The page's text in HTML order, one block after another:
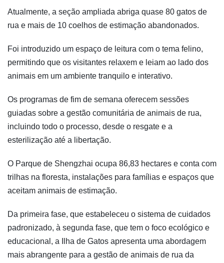
Atualmente, a seção ampliada abriga quase 80 gatos de
rua e mais de 10 coelhos de estimação abandonados.
Foi introduzido um espaço de leitura com o tema felino,
permitindo que os visitantes relaxem e leiam ao lado dos
animais em um ambiente tranquilo e interativo.
Os programas de fim de semana oferecem sessões
guiadas sobre a gestão comunitária de animais de rua,
incluindo todo o processo, desde o resgate e a
esterilização até a libertação.
O Parque de Shengzhai ocupa 86,83 hectares e conta com
trilhas na floresta, instalações para famílias e espaços que
aceitam animais de estimação.
Da primeira fase, que estabeleceu o sistema de cuidados
padronizado, à segunda fase, que tem o foco ecológico e
educacional, a Ilha de Gatos apresenta uma abordagem
mais abrangente para a gestão de animais de rua da